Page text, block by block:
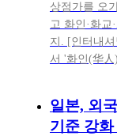
상점가를 오
고 화인·화
지. [인터내
서 '화인(华人
일본, 외
기준 강화